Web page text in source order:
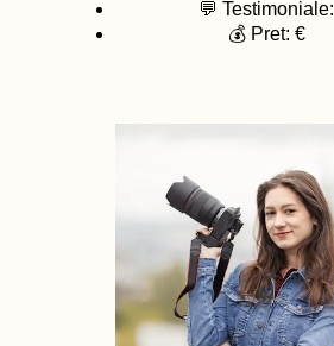
💬 Testimoniale:
💰 Pret: €